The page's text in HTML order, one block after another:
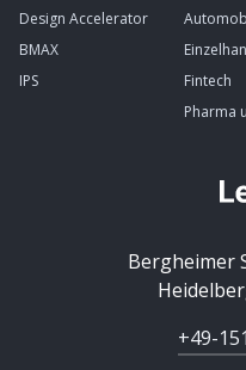
Design Accelerator
BMAX
IPS
Fintech
Pharma
Bergheimer
+49-